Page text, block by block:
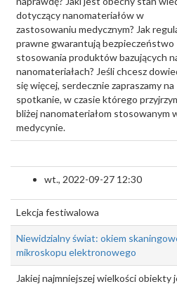
dotyczący nanomateriałów w
zastosowaniu medycznym? Jak
prawne gwarantują bezpieczeństwo
stosowania produktów bazujących
nanomateriałach? Jeśli chcesz
się więcej, serdecznie zapraszamy na
spotkanie, w czasie którego
bliżej nanomateriałom stosowanym
medycynie.
wt., 2022-09-27 12:30
Lekcja festiwalowa
Niewidzialny świat: okiem
mikroskopu elektronowego
Jakiej najmniejszej wielkości obiekty